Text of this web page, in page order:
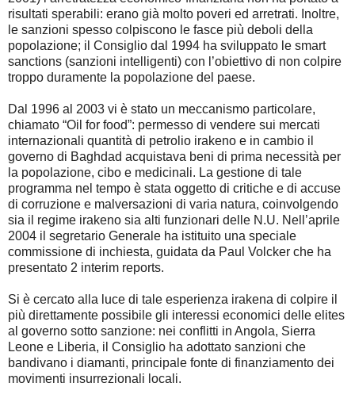
risultati sperabili: erano già molto poveri ed arretrati. Inoltre,
le sanzioni spesso colpiscono le fasce più deboli della
popolazione; il Consiglio dal 1994 ha sviluppato le smart
sanctions (sanzioni intelligenti) con l’obiettivo di non colpire
troppo duramente la popolazione del paese.
Dal 1996 al 2003 vi è stato un meccanismo particolare,
chiamato “Oil for food”: permesso di vendere sui mercati
internazionali quantità di petrolio irakeno e in cambio il
governo di Baghdad acquistava beni di prima necessità per
la popolazione, cibo e medicinali. La gestione di tale
programma nel tempo è stata oggetto di critiche e di accuse
di corruzione e malversazioni di varia natura, coinvolgendo
sia il regime irakeno sia alti funzionari delle N.U. Nell’aprile
2004 il segretario Generale ha istituito una speciale
commissione di inchiesta, guidata da Paul Volcker che ha
presentato 2 interim reports.
Si è cercato alla luce di tale esperienza irakena di colpire il
più direttamente possibile gli interessi economici delle elites
al governo sotto sanzione: nei conflitti in Angola, Sierra
Leone e Liberia, il Consiglio ha adottato sanzioni che
bandivano i diamanti, principale fonte di finanziamento dei
movimenti insurrezionali locali.